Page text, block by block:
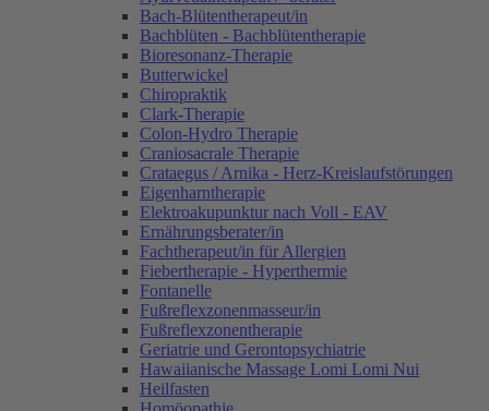
Bach-Blütentherapeut/in
Bachblüten - Bachblütentherapie
Bioresonanz-Therapie
Butterwickel
Chiropraktik
Clark-Therapie
Colon-Hydro Therapie
Craniosacrale Therapie
Crataegus / Arnika - Herz-Kreislaufstörungen
Eigenharntherapie
Elektroakupunktur nach Voll - EAV
Ernährungsberater/in
Fachtherapeut/in für Allergien
Fiebertherapie - Hyperthermie
Fontanelle
Fußreflexzonenmasseur/in
Fußreflexzonentherapie
Geriatrie und Gerontopsychiatrie
Hawaiianische Massage Lomi Lomi Nui
Heilfasten